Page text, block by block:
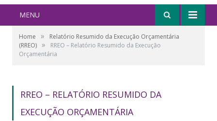
MENU
Home »
Relatório Resumido da Execução Orçamentária
(RREO) »
RREO – Relatório Resumido da Execução
Orçamentária
RREO – RELATÓRIO RESUMIDO DA
EXECUÇÃO ORÇAMENTÁRIA